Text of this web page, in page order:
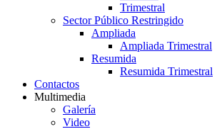
Trimestral
Sector Público Restringido
Ampliada
Ampliada Trimestral
Resumida
Resumida Trimestral
Contactos
Multimedia
Galería
Video